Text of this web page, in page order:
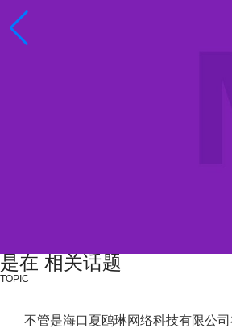
是在 相关话题
TOPIC
不管是海口夏鸥琳网络科技有限公